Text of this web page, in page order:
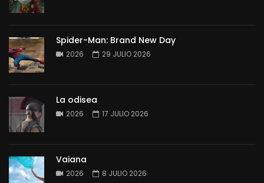
Spider-Man: Brand New Day
2026 29 JULIO 2026
La odisea
2026 17 JULIO 2026
Vaiana
2026 8 JULIO 2026